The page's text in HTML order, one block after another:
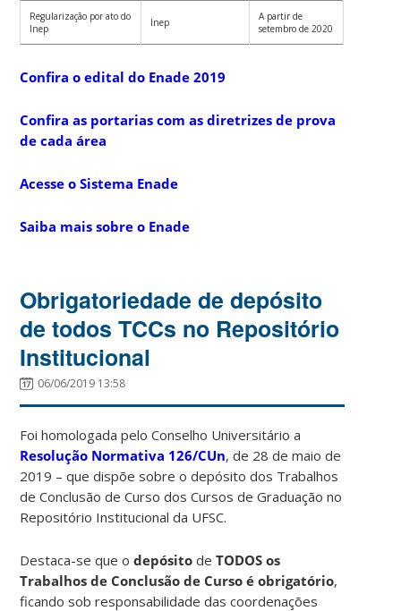
Regularização por ato do
Inep
Inep
A partir de
setembro de 2020
Confira o edital do Enade 2019
Confira as portarias com as diretrizes de prova
de cada área
Acesse o Sistema Enade
Saiba mais sobre o Enade
Obrigatoriedade de depósito
de todos TCCs no Repositório
Institucional
06/06/2019 13:58
Foi homologada pelo Conselho Universitário a
Resolução Normativa 126/CUn, de 28 de maio de
2019 – que dispõe sobre o depósito dos Trabalhos
de Conclusão de Curso dos Cursos de Graduação no
Repositório Institucional da UFSC.
Destaca-se que odepósito deTODOS os
Trabalhos de Conclusão de Curso é obrigatório,
ficando sob responsabilidade das coordenações